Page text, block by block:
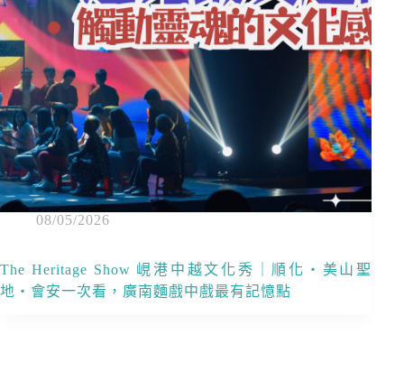
08/05/2026
The Heritage Show 峴港中越文化秀｜順化・美山聖
地・會安一次看，廣南麵戲中戲最有記憶點